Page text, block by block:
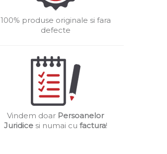
100% produse originale si fara
defecte
Vindem doar Persoanelor
Juridicesi numai cu factura!